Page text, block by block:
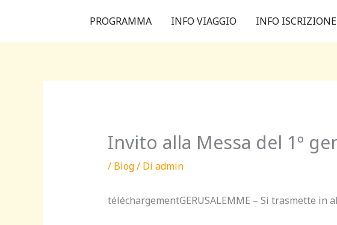
contenuto
PROGRAMMA INFO VIAGGIO INFO ISCRIZIONE
Invito alla Messa del 1º
/ Blog/ Di admin
téléchargementGERUSALEMME – Si trasmette in